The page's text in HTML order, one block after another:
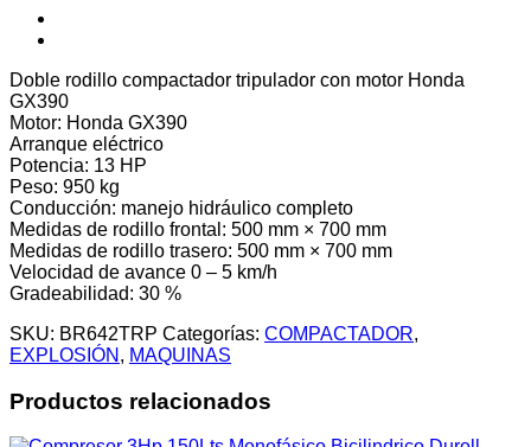
Doble rodillo compactador tripulador con motor Honda
GX390
Motor: Honda GX390
Arranque eléctrico
Potencia: 13 HP
Peso: 950 kg
Conducción: manejo hidráulico completo
Medidas de rodillo frontal: 500 mm × 700 mm
Medidas de rodillo trasero: 500 mm × 700 mm
Velocidad de avance 0 – 5 km/h
Gradeabilidad: 30 %
SKU: BR642TRP Categorías: COMPACTADOR,
EXPLOSIÓN , MAQUINAS
Productos relacionados